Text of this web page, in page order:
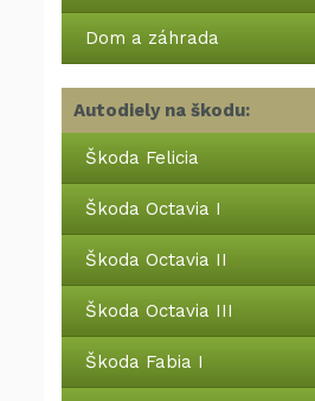
Dom a záhrada
Autodiely na škodu:
Škoda Felicia
Škoda Octavia I
Škoda Octavia II
Škoda Octavia III
Škoda Fabia I